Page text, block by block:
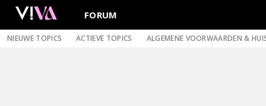
FORUM
NIEUWE TOPICS ACTIEVE TOPICS ALGEMENE VOORWAARDEN &